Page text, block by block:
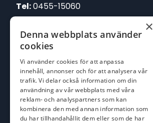
Tel:0455-15060
E-post:
johan@batofiske.se
kim@batofiske.se
Adress
Karlskrona Båt & Fiske AB
Lallerstedts gata 4
371 54 Karlskrona
×
Denna webbplats använder
cookies
Vi använder cookies för att anpassa
innehåll, annonser och för att analysera vår
trafik. Vi delar också information om din
användning av vår webbplats med våra
reklam- och analyspartners som kan
kombinera den med annan information som
du har tillhandahållit dem eller som de har